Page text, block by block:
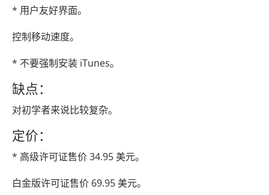
* 用户友好界面。
控制移动速度。
* 不要强制安装 iTunes。
缺点：
对初学者来说比较复杂。
定价：
* 高级许可证售价 34.95 美元。
白金版许可证售价 69.95 美元。